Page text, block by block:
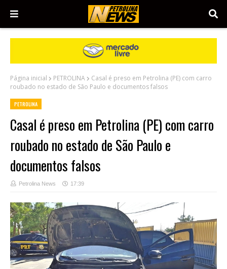
Página inicial PETROLINA
Casal é preso em Petrolina (PE) com carro
roubado no estado de São Paulo e documentos falsos
PETROLINA
Casal é preso em Petrolina (PE) com carro
roubado no estado de São Paulo e
documentos falsos
Petrolina News 17:39